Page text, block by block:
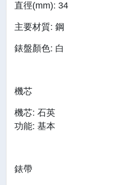
直徑(mm): 34
主要材質: 鋼
錶盤顏色: 白
機芯
機芯: 石英
功能: 基本
錶帶